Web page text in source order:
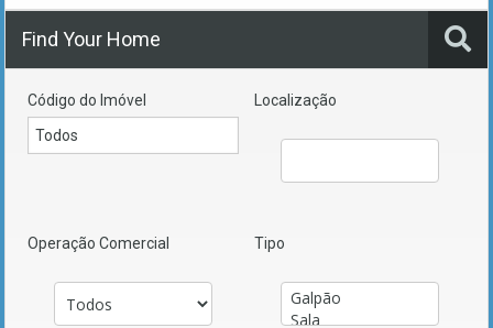
Find Your Home
Código do Imóvel Localização
Operação Comercial Tipo